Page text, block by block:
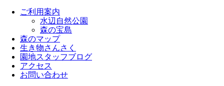
ご利用案内
水辺自然公園
森の宝島
森のマップ
生き物さんさく
園地スタッフブログ
アクセス
お問い合わせ